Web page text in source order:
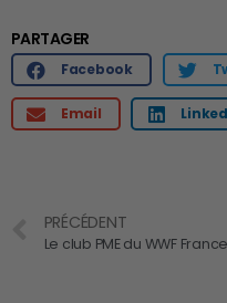
PARTAGER
Facebook
Email
PRÉCÉDENT
Le club PME du WWF France